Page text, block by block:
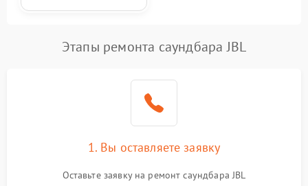
Этапы ремонта саундбара JBL
1. Вы оставляете заявку
Оставьте заявку на ремонт саундбара JBL